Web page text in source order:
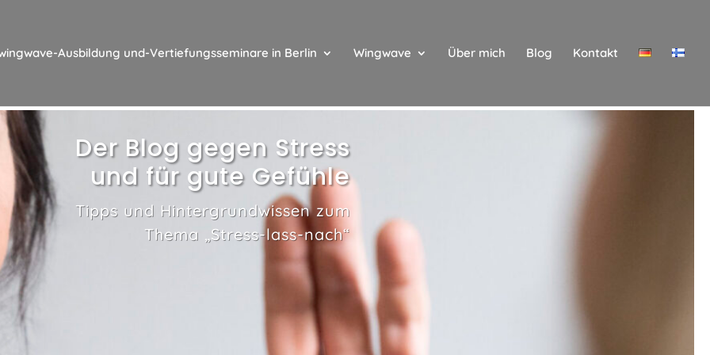
Ausbildung und-Vertiefungsseminare in Berlin Wingwave Über mich Blog Kontakt
Der Blog gegen Stress
und für gute Gefühle
Tipps und Hintergrundwissen zum
Thema „Stress-lass-nach“